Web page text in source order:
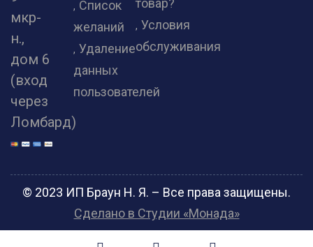
мкр-
н.,
дом 6
(вход
через
Ломбард)
Список
желаний
Удаление
данных
пользователей
товар?
Условия
обслуживания
© 2023 ИП Браун Н. Я. – Все права защищены.
Сделано в Студии «Монада»